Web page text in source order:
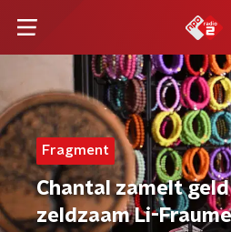
Fragment
Chantal zamelt
zeldzaam Li-